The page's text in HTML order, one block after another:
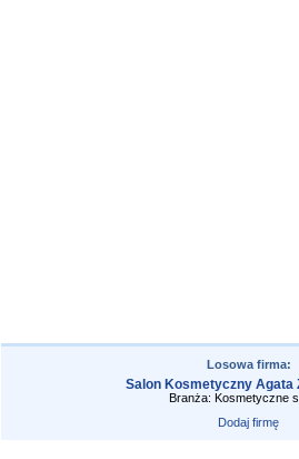
Losowa firma:
Salon Kosmetyczny Agata
Branża: Kosmetyczne
Dodaj firmę